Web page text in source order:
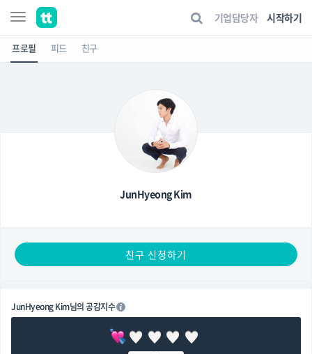
기업담당자 시작하기
프로필 피드 친구
JunHyeong Kim
친구 신청하기
JunHyeong Kim님의 공감지수